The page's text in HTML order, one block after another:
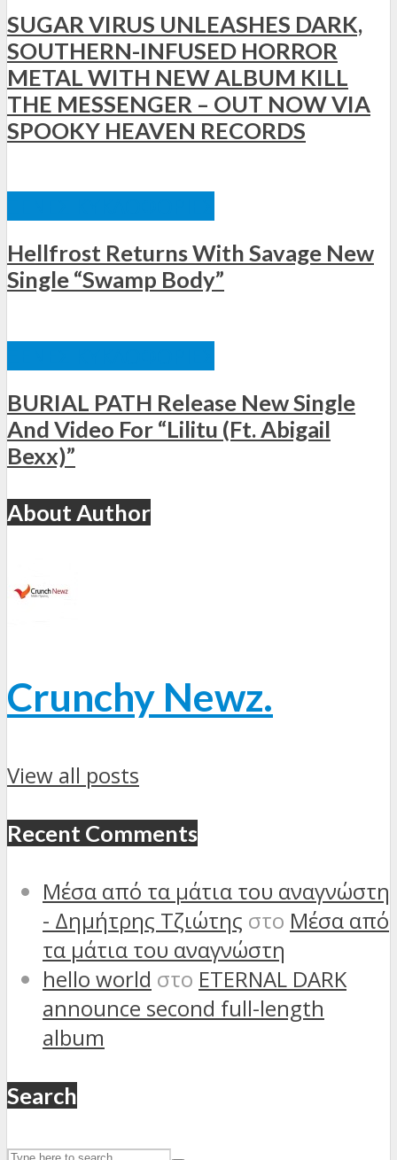
SUGAR VIRUS UNLEASHES DARK,
SOUTHERN-INFUSED HORROR
METAL WITH NEW ALBUM KILL
THE MESSENGER – OUT NOW VIA
SPOOKY HEAVEN RECORDS
Hellfrost Returns With Savage New
Single “Swamp Body”
BURIAL PATH Release New Single
And Video For “Lilitu (Ft. Abigail
Bexx)”
About Author
Crunchy Newz.
View all posts
Recent Comments
Μέσα από τα μάτια του αναγνώστη
- Δημήτρης Τζιώτης στο Μέσα από
τα μάτια του αναγνώστη
hello world στο ETERNAL DARK
announce second full-length
album
Search